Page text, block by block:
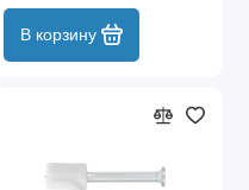
В корзину